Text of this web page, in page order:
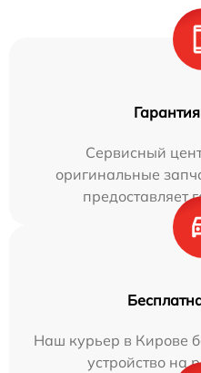
Сервисный
оригинальные
предоставляет
Наш курьер в Кирове
устройство на